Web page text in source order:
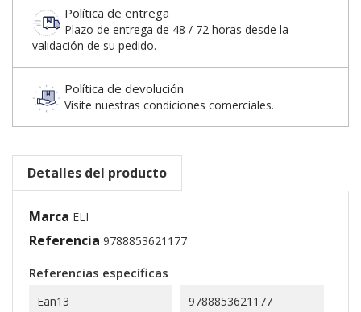
Política de entrega
Plazo de entrega de 48 / 72 horas desde la
validación de su pedido.
Política de devolución
Visite nuestras condiciones comerciales.
Detalles del producto
Marca ELI
Referencia 9788853621177
Referencias específicas
Ean13 9788853621177